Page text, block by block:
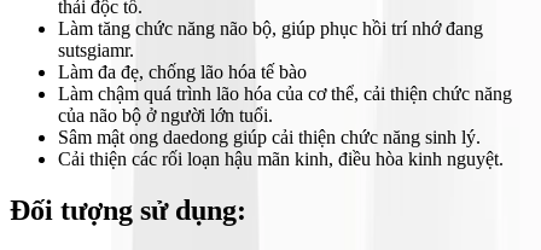
thải độc tố.
Làm tăng chức năng não bộ, giúp phục hồi trí nhớ đang
sutsgiamr.
Làm đa đẹ, chống lão hóa tế bào
Làm chậm quá trình lão hóa của cơ thể, cải thiện chức năng
của não bộ ở người lớn tuổi.
Sâm mật ong daedong giúp cải thiện chức năng sinh lý.
Cải thiện các rối loạn hậu mãn kinh, điều hòa kinh nguyệt.
Đối tượng sử dụng: